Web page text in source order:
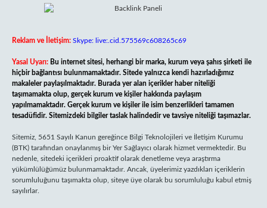
Reklam ve İletişim: Skype: live:.cid.575569c608265c69
Yasal Uyarı: Bu internet sitesi, herhangi bir marka, kurum veya şahıs şirketi ile
hiçbir bağlantısı bulunmamaktadır. Sitede yalnızca kendi hazırladığımız
makaleler paylaşılmaktadır. Burada yer alan içerikler haber niteliği
taşımamakta olup, gerçek kurum ve kişiler hakkında paylaşım
yapılmamaktadır. Gerçek kurum ve kişiler ile isim benzerlikleri tamamen
tesadüfidir. Sitemizdeki bilgiler taslak halindedir ve tavsiye niteliği taşımazlar.
Sitemiz, 5651 Sayılı Kanun gereğince Bilgi Teknolojileri ve İletişim Kurumu
(BTK) tarafından onaylanmış bir Yer Sağlayıcı olarak hizmet vermektedir. Bu
nedenle, sitedeki içerikleri proaktif olarak denetleme veya araştırma
yükümlülüğümüz bulunmamaktadır. Ancak, üyelerimiz yazdıkları içeriklerin
sorumluluğunu taşımakta olup, siteye üye olarak bu sorumluluğu kabul etmiş
sayılırlar.